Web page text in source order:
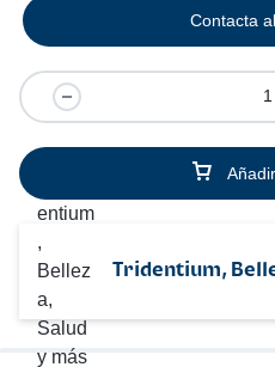
Contacta
Tridentium,